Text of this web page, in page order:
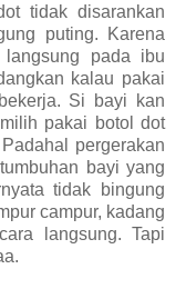
tidak disarankan
puting. Karena
langsung pada ibu
kalau pakai
Si bayi kan
pakai botol dot
pergerakan
bayi yang
tidak bingung
campur, kadang
langsung. Tapi